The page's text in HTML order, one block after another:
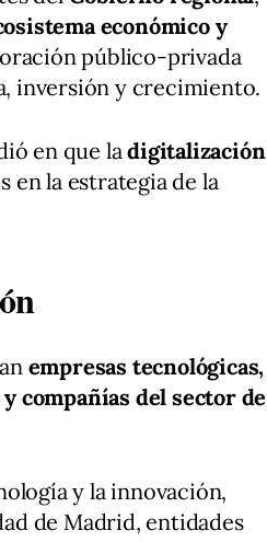
económico y
público-privada
inversión y crecimiento.
en que ladigitalización
en la estrategia de la
empresas tecnológicas,
compañías del sector de
y la innovación,
de Madrid, entidades